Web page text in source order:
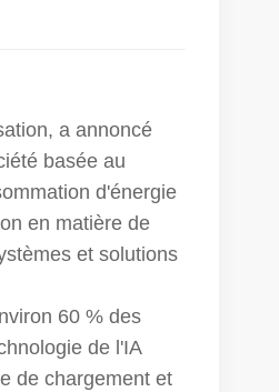
a annoncé
basée au
d'énergie
en matière de
et solutions
60 % des
de l'IA
de chargement et